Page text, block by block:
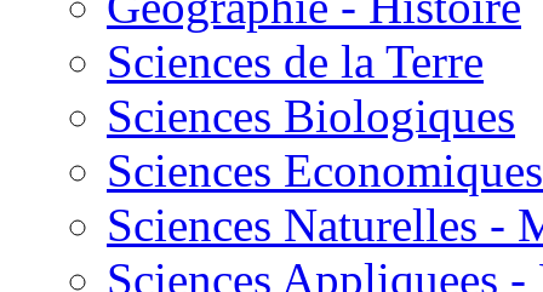
Sciences de la Terre
Sciences Biologiques
Sciences Economiques
Sciences Naturelles -
Sciences Appliquees